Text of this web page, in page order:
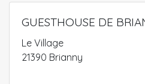
GUESTHOUSE DE
Le Village
21390 Brianny